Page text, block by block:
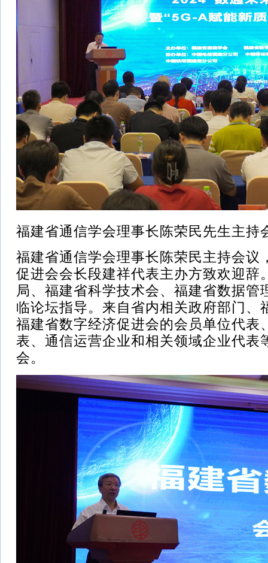
福建省通信学会理事长陈荣民先生主持
福建省通信学会理事长陈荣民主持会议
促进会会长段建祥代表主办方致欢迎辞
局、福建省科学技术会、福建省数据管
临论坛指导。来自省内相关政府部门、
福建省数字经济促进会的会员单位代表
表、通信运营企业和相关领域企业代表
会。